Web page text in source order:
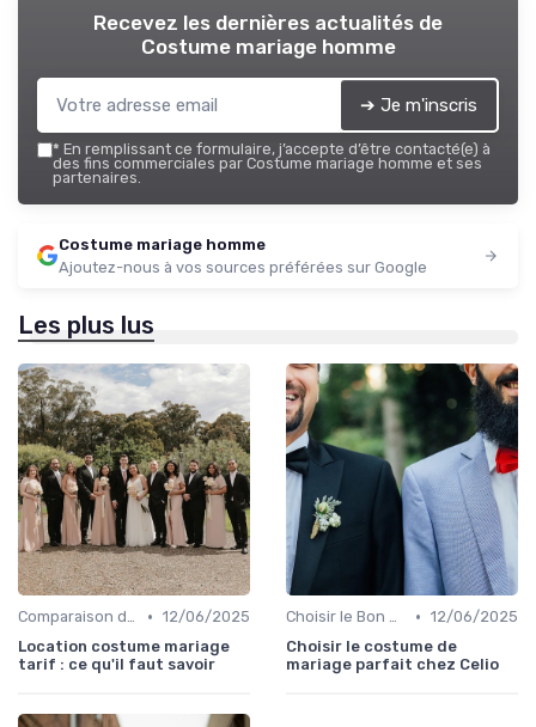
Recevez les dernières actualités de
Costume mariage homme
➔ Je m'inscris
* En remplissant ce formulaire, j’accepte d’être contacté(e) à
des fins commerciales par Costume mariage homme et ses
partenaires.
Costume mariage homme
Ajoutez-nous à vos sources préférées sur Google
Les plus lus
Comparaison de Prix et de Marques • 12/06/2025
Location costume mariage
tarif : ce qu'il faut savoir
Choisir le Bon Costume • 12/06/2025
Choisir le costume de
mariage parfait chez Celio